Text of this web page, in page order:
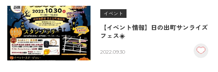
イベント
【イベント情報】日の出町サンライズ
フェス☀️
2022.09.30